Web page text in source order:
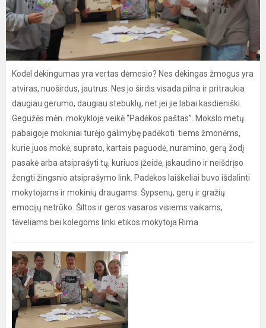
Kodėl dėkingumas yra vertas dėmesio? Nes dėkingas žmogus yra
atviras, nuoširdus, jautrus. Nes jo širdis visada pilna ir pritraukia
daugiau gerumo, daugiau stebuklų, net jei jie labai kasdieniški.
Gegužės mėn. mokykloje veikė “Padėkos paštas”. Mokslo metų
pabaigoje mokiniai turėjo galimybę padėkoti tiems žmonėms,
kurie juos mokė, suprato, kartais paguodė, nuramino, gerą žodį
pasakė arba atsiprašyti tų, kuriuos įžeidė, įskaudino ir neišdrįso
žengti žingsnio atsiprašymo link. Padėkos laiškeliai buvo išdalinti
mokytojams ir mokinių draugams. Šypsenų, gerų ir gražių
emocijų netrūko. Šiltos ir geros vasaros visiems vaikams,
tėveliams bei kolegoms linki etikos mokytoja Rima